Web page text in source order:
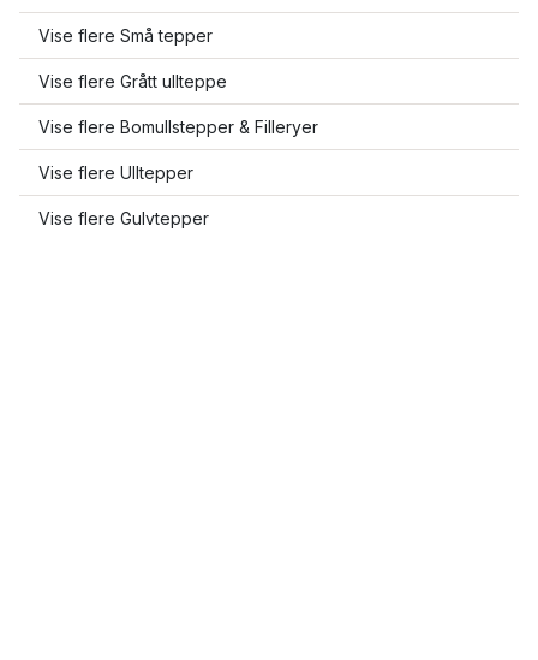
Vise flere Små tepper
Vise flere Grått ullteppe
Vise flere Bomullstepper & Filleryer
Vise flere Ulltepper
Vise flere Gulvtepper